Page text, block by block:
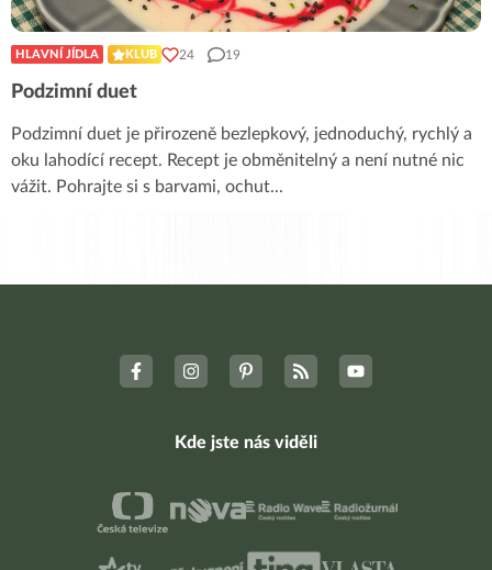
HLAVNÍ JÍDLA KLUB 24 19
Podzimní duet
Podzimní duet je přirozeně bezlepkový, jednoduchý, rychlý a
oku lahodící recept. Recept je obměnitelný a není nutné nic
vážit. Pohrajte si s barvami, ochut...
Kde jste nás viděli